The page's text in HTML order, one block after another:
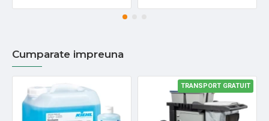
Cumparate impreuna
TRANSPORT GRATUIT